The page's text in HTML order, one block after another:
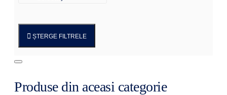
ȘTERGE FILTRELE
Produse din aceasi categorie